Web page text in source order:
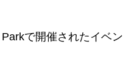
で開催されたイベン